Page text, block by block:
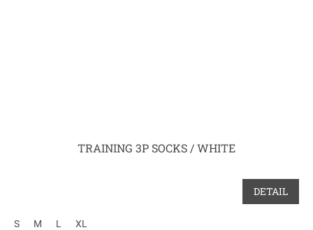
TRAINING 3P SOCKS / WHITE
DETAIL
S M L XL